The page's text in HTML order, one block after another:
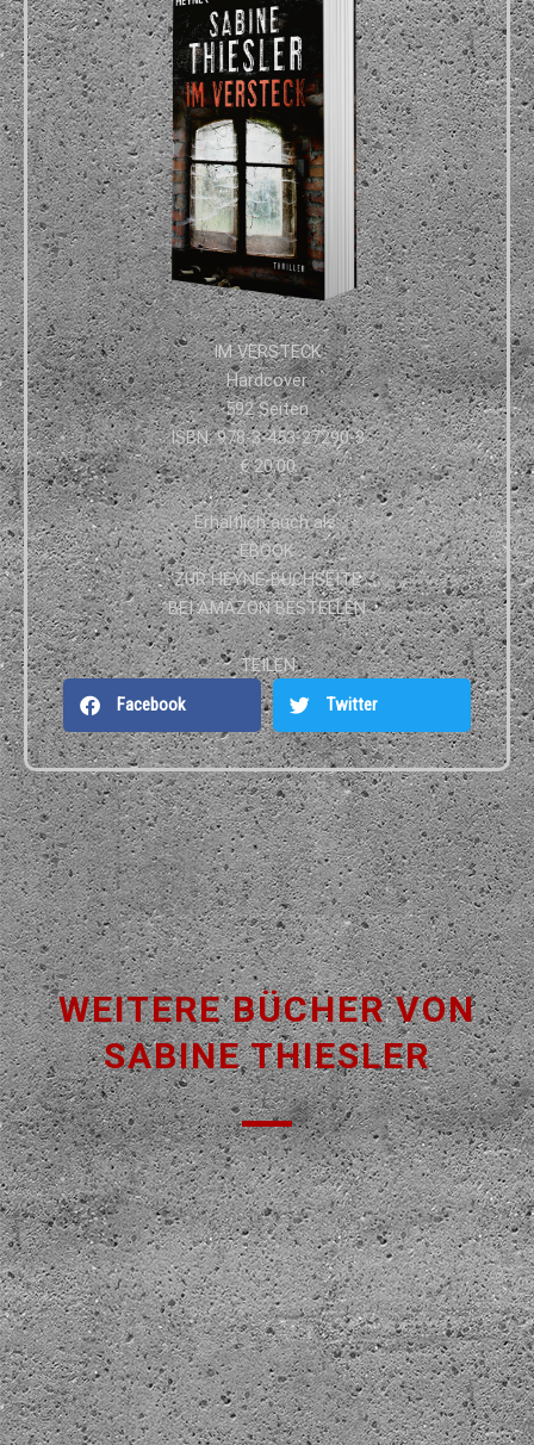
IM VERSTECK
Hardcover
592 Seiten
ISBN: 978-3-453-27290-3
€ 20,00
Erhältlich auch als:
EBOOK
ZUR HEYNE-BUCHSEITE
BEI AMAZON BESTELLEN
TEILEN
Facebook
Twitter
WEITERE BÜCHER VON
SABINE THIESLER